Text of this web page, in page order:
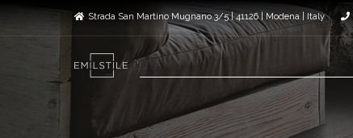
Strada San Martino Mugnano 3/5 | 41126 | Modena | Italy